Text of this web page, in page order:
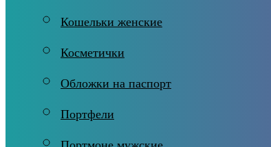
Кошельки женские
Косметички
Обложки на паспорт
Портфели